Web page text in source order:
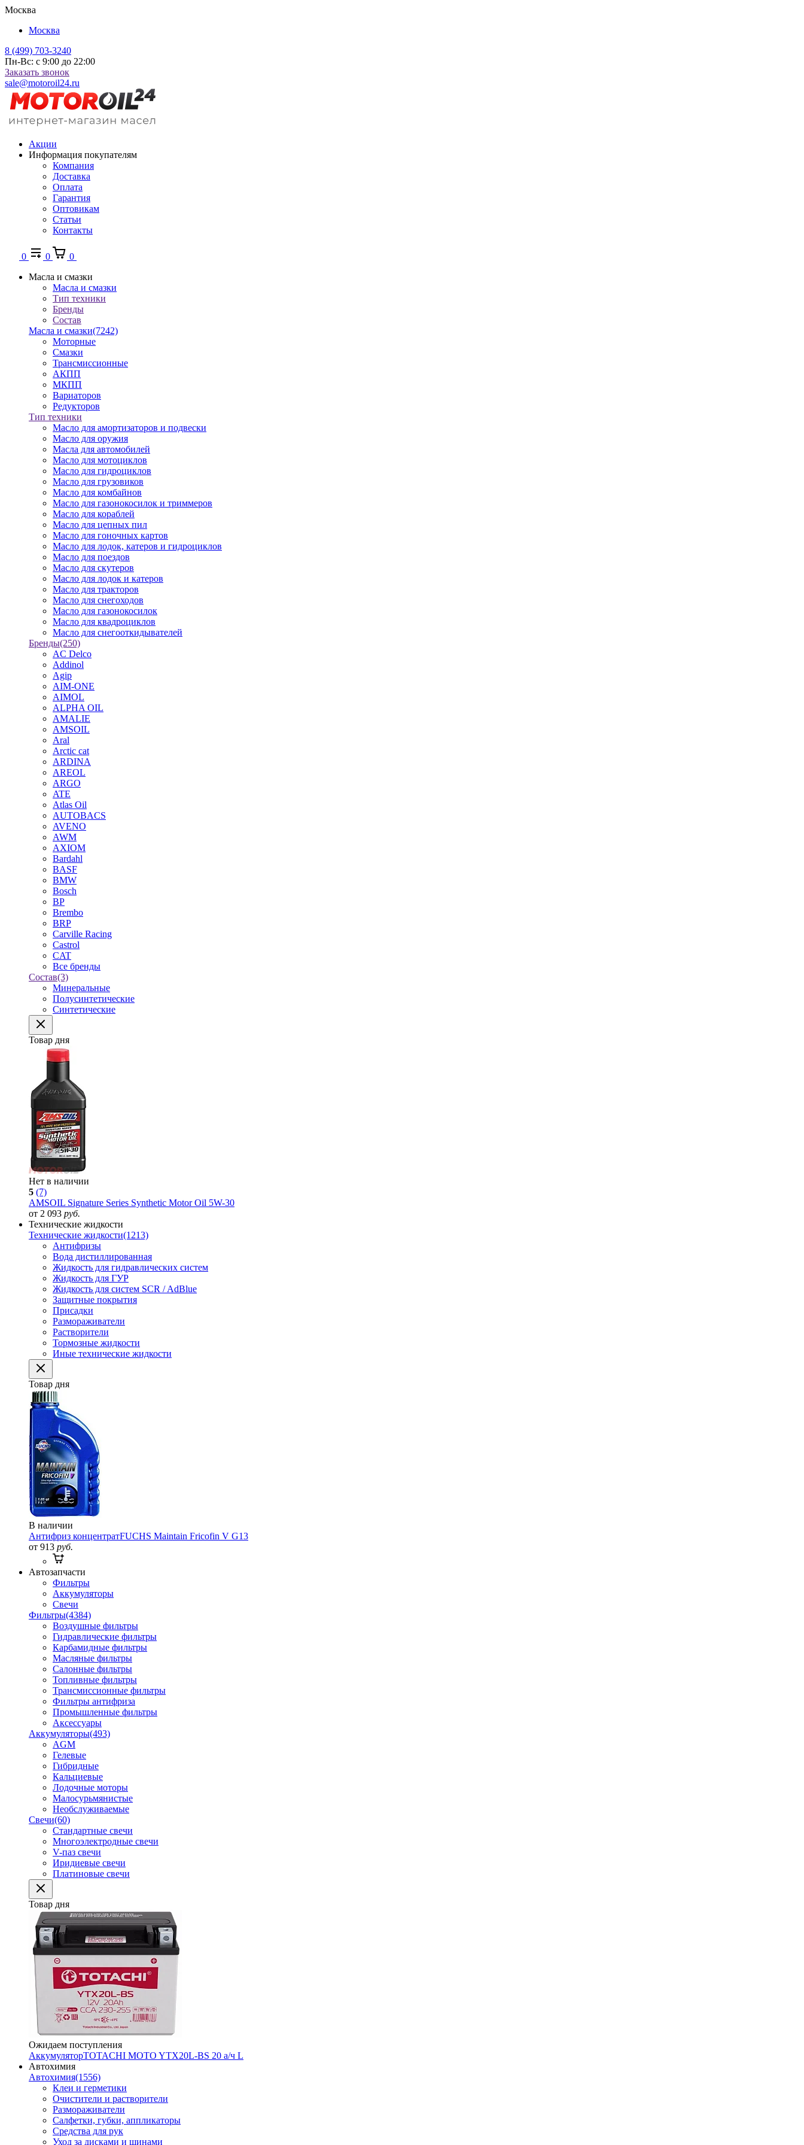
Москва
Москва
8 (499) 703-3240
Пн-Вс: с 9:00 до 22:00
Заказать звонок
sale@motoroil24.ru
Акции
Информация покупателям
Компания
Доставка
Оплата
Гарантия
Оптовикам
Статьи
Контакты
0 0
0
Масла и смазки
Масла и смазки
Тип техники
Бренды
Состав
Масла и смазки(7242)
Моторные
Смазки
Трансмиссионные
АКПП
МКПП
Вариаторов
Редукторов
Тип техники
Масло для амортизаторов и подвески
Масло для оружия
Масла для автомобилей
Масло для мотоциклов
Масло для гидроциклов
Масло для грузовиков
Масло для комбайнов
Масло для газонокосилок и триммеров
Масло для кораблей
Масло для цепных пил
Масло для гоночных картов
Масло для лодок, катеров и гидроциклов
Масло для поездов
Масло для скутеров
Масло для лодок и катеров
Масло для тракторов
Масло для снегоходов
Масло для газонокосилок
Масло для квадроциклов
Масло для снегооткидывателей
Бренды(250)
AC Delco
Addinol
Agip
AIM-ONE
AIMOL
ALPHA OIL
AMALIE
AMSOIL
Aral
Arctic cat
ARDINA
AREOL
ARGO
ATE
Atlas Oil
AUTOBACS
AVENO
AWM
AXIOM
Bardahl
BASF
BMW
Bosch
BP
Brembo
BRP
Carville Racing
Castrol
CAT
Все бренды
Состав(3)
Минеральные
Полусинтетические
Синтетические
Товар дня
Нет в наличии
5 (7)
AMSOIL Signature Series Synthetic Motor Oil 5W-30
от 2 093 руб.
Технические жидкости
Технические жидкости(1213)
Антифризы
Вода дистиллированная
Жидкость для гидравлических систем
Жидкость для ГУР
Жидкость для систем SCR / AdBlue
Защитные покрытия
Присадки
Размораживатели
Растворители
Тормозные жидкости
Иные технические жидкости
Товар дня
В наличии
Антифриз концентратFUCHS Maintain Fricofin V G13
от 913 руб.
Автозапчасти
Фильтры
Аккумуляторы
Свечи
Фильтры(4384)
Воздушные фильтры
Гидравлические фильтры
Карбамидные фильтры
Масляные фильтры
Салонные фильтры
Топливные фильтры
Трансмиссионные фильтры
Фильтры антифриза
Промышленные фильтры
Аксессуары
Аккумуляторы(493)
AGM
Гелевые
Гибридные
Кальциевые
Лодочные моторы
Малосурьмянистые
Необслуживаемые
Свечи(60)
Стандартные свечи
Многоэлектродные свечи
V-паз свечи
Иридиевые свечи
Платиновые свечи
Товар дня
Ожидаем поступления
АккумуляторTOTACHI MOTO YTX20L-BS 20 а/ч L
Автохимия
Автохимия(1556)
Клеи и герметики
Очистители и растворители
Размораживатели
Салфетки, губки, аппликаторы
Средства для рук
Уход за дисками и шинами